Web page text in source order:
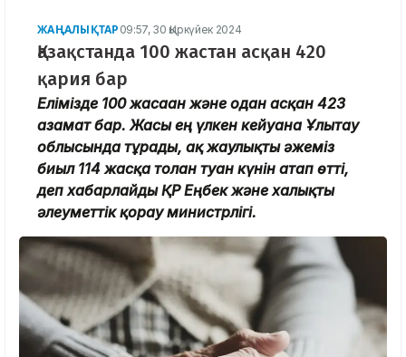
ЖАҢАЛЫҚТАР 09:57, 30 Қыркүйек 2024
Қазақстанда 100 жастан асқан 420
қария бар
Елімізде 100 жасаған және одан асқан 423
азамат бар. Жасы ең үлкен кейуана Ұлытау
облысында тұрады, ақ жаулықты әжеміз
биыл 114 жасқа толған туған күнін атап өтті,
деп хабарлайды ҚР Еңбек және халықты
әлеуметтік қорғау министрлігі.